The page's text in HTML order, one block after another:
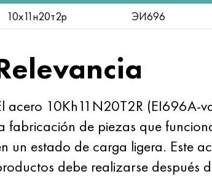
10х11н20т2р
ЭИ696
acero 10Kh11N20T2R (EI696A-
fabricación de piezas que
un estado de carga ligera. Este
debe realizarse después